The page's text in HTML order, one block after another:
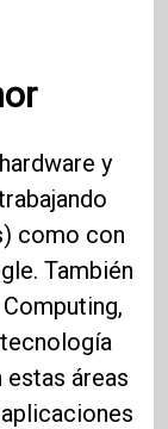
y
como con
También
áreas